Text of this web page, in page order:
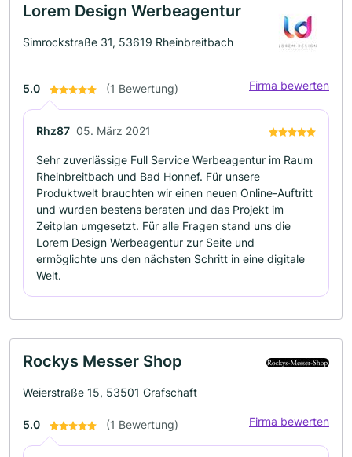
Lorem Design Werbeagentur
Simrockstraße 31, 53619 Rheinbreitbach
5.0 (1 Bewertung) Firma bewerten
Rhz87 05. März 2021
Sehr zuverlässige Full Service Werbeagentur im Raum
Rheinbreitbach und Bad Honnef. Für unsere
Produktwelt brauchten wir einen neuen Online-Auftritt
und wurden bestens beraten und das Projekt im
Zeitplan umgesetzt. Für alle Fragen stand uns die
Lorem Design Werbeagentur zur Seite und
ermöglichte uns den nächsten Schritt in eine digitale
Welt.
Rockys Messer Shop
Weierstraße 15, 53501 Grafschaft
5.0 (1 Bewertung) Firma bewerten